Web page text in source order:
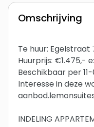
Omschrijving
Te huur: Egelstraat
Huurprijs: €1.475,-
Beschikbaar per
Interesse in deze
INDELING